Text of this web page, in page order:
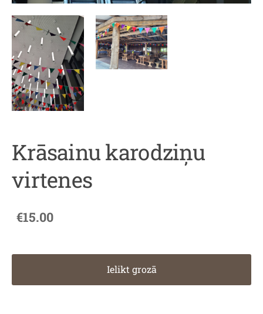
Krāsainu karodziņu
virtenes
€15.00
Ielikt grozā